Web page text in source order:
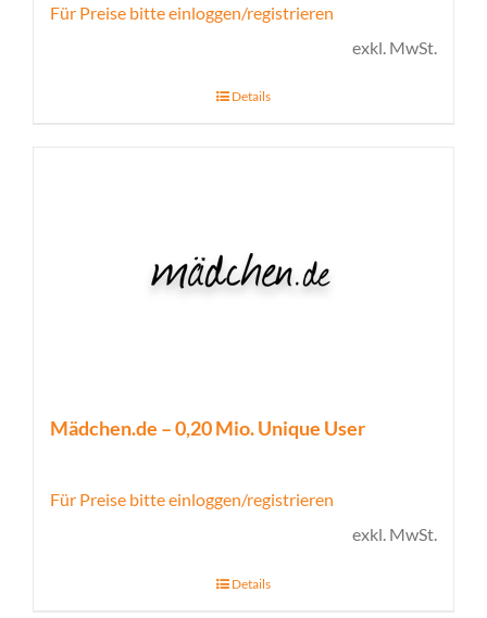
Für Preise bitte einloggen/registrieren
exkl. MwSt.
Details
Mädchen.de – 0,20 Mio. Unique User
Für Preise bitte einloggen/registrieren
exkl. MwSt.
Details